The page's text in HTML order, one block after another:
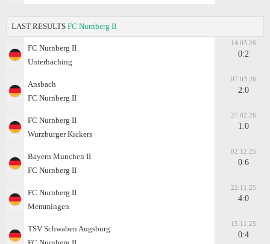
LAST RESULTS FC Nurnberg II
FC Nurnberg II
Unterhaching
14.03.26
0:2
Ansbach
FC Nurnberg II
07.03.26
2:0
FC Nurnberg II
Wurzburger Kickers
27.02.26
1:0
Bayern Munchen II
FC Nurnberg II
02.12.25
0:6
FC Nurnberg II
Memmingen
22.11.25
4:0
TSV Schwaben Augsburg
15.11.25
0:4